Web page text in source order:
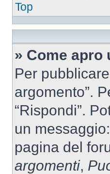
Top
» Come apro
Per
argomento”.
“Rispondi”.
un
pagina del
argomenti,